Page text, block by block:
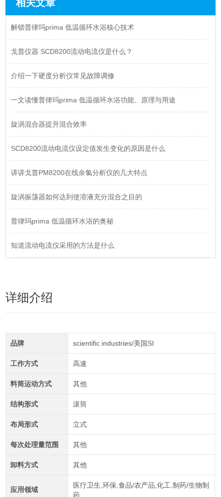
相关文章
解锁普律玛prima 低温循环水浴核心技术
戈普仪器 SCD8200流动电流仪是什么？
介绍一下硬度分析仪常见故障调修
一文读懂普律玛prima 低温循环水浴功能、原理与用途
旋涡混合器提升混合效率
SCD8200流动电流仪设定值发生变化的原因是什么
讲讲戈普PM8200在线余氯分析仪的几大特点
旋涡振荡器如何达到使溶液充分混合之目的
普律玛prima 低温循环水浴的奥秘
知道流动电流仪采用的方法是什么
详细介绍
品牌 scientific industries/美国SI
工作方式 高速
料筒运动方式 其他
结构形式 滚筒
布局形式 立式
每次处理量范围 其他
卸料方式 其他
应用领域
医疗卫生,环保,食品/农产品,化工,制药/生物制
药